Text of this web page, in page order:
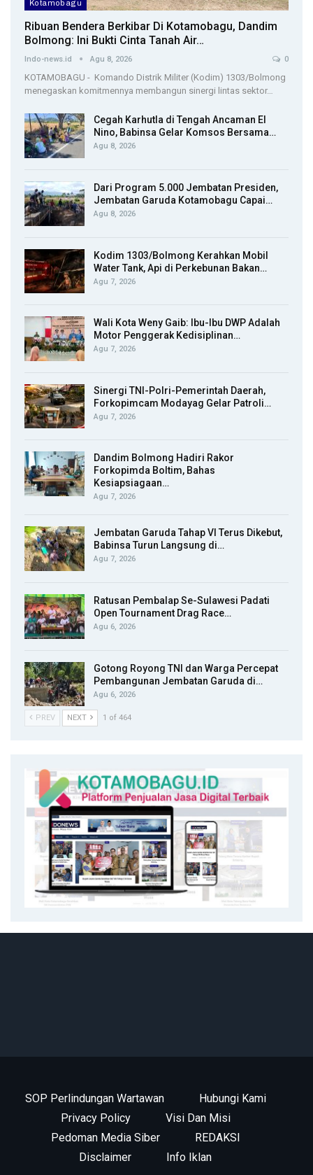
Kotamobagu
Ribuan Bendera Berkibar Di Kotamobagu, Dandim
Bolmong: Ini Bukti Cinta Tanah Air…
Indo-news.id Agu 8, 2026 0
KOTAMOBAGU - Komando Distrik Militer (Kodim) 1303/Bolmong
menegaskan komitmennya membangun sinergi lintas sektor…
Cegah Karhutla di Tengah Ancaman El
Nino, Babinsa Gelar Komsos Bersama…
Agu 8, 2026
Dari Program 5.000 Jembatan Presiden,
Jembatan Garuda Kotamobagu Capai…
Agu 8, 2026
Kodim 1303/Bolmong Kerahkan Mobil
Water Tank, Api di Perkebunan Bakan…
Agu 7, 2026
Wali Kota Weny Gaib: Ibu-Ibu DWP Adalah
Motor Penggerak Kedisiplinan…
Agu 7, 2026
Sinergi TNI-Polri-Pemerintah Daerah,
Forkopimcam Modayag Gelar Patroli…
Agu 7, 2026
Dandim Bolmong Hadiri Rakor
Forkopimda Boltim, Bahas
Kesiapsiagaan…
Agu 7, 2026
Jembatan Garuda Tahap VI Terus Dikebut,
Babinsa Turun Langsung di…
Agu 7, 2026
Ratusan Pembalap Se-Sulawesi Padati
Open Tournament Drag Race…
Agu 6, 2026
Gotong Royong TNI dan Warga Percepat
Pembangunan Jembatan Garuda di…
Agu 6, 2026
PREV NEXT 1 of 464
SOP Perlindungan Wartawan
Hubungi Kami
Privacy Policy
Visi Dan Misi
Pedoman Media Siber
REDAKSI
Disclaimer
Info Iklan